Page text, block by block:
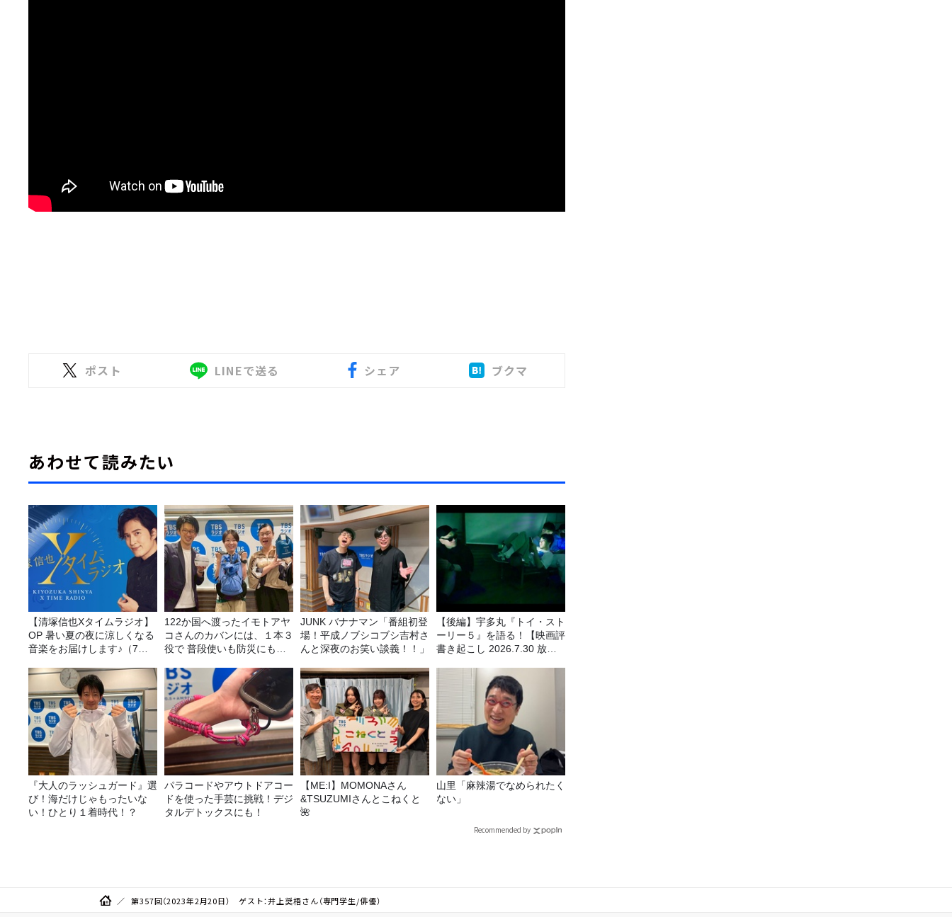
ポスト LINEで送る シェア ブクマ
あわせて読みたい
【清塚信也Xタイムラジオ】
OP 暑い夏の夜に涼しくなる
音楽をお届けします♪（7月
122か国へ渡ったイモトアヤ
コさんのカバンには、１本３
役で 普段使いも防災にもな
JUNK バナナマン「番組初登
場！平成ノブシコブシ吉村さ
んと深夜のお笑い談義！！」
【後編】宇多丸『トイ・スト
ーリー５』を語る！【映画評
書き起こし 2026.7.30 放
『大人のラッシュガード』選
び！海だけじゃもったいな
い！ひとり１着時代！？
パラコードやアウトドアコー
ドを使った手芸に挑戦！デジ
タルデトックスにも！
【ME:I】MOMONAさん
&TSUZUMIさんとこねくと
🌺
山里「麻辣湯でなめられたく
ない」
Recommended by
第357回（2023年2月20日） ゲスト：井上奨梧さん（専門学生/俳優）